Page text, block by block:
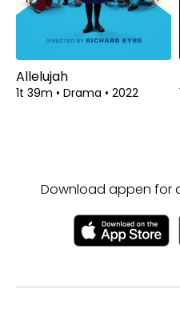
Allelujah
1t 39m • Drama • 2022
Download appen for